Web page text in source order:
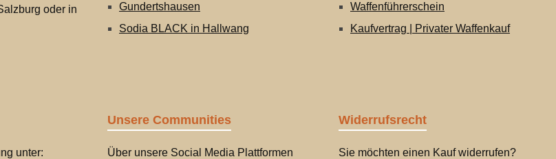
oder in
Gundertshausen
Sodia BLACK in Hallwang
Waffenführerschein
Kaufvertrag | Privater Waffenkauf
unter:
Unsere Communities
Über unsere Social Media Plattformen
Widerrufsrecht
Sie möchten einen Kauf widerrufen?